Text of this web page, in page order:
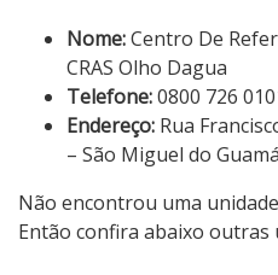
Nome:Centro De
CRAS Olho Dagua
Telefone:0800 726
Endereço: Rua
– São Miguel do
Não encontrou uma
Então confira abaixo outras